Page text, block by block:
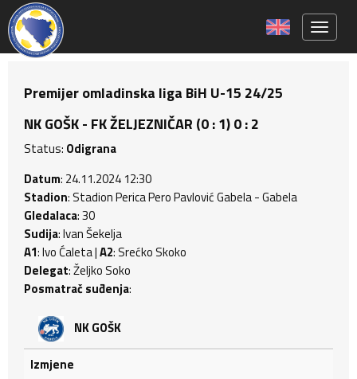
Premijer omladinska liga BiH U-15 24/25
NK GOŠK - FK ŽELJEZNIČAR (0 : 1) 0 : 2
Status: Odigrana
Datum: 24.11.2024 12:30
Stadion: Stadion Perica Pero Pavlović Gabela - Gabela
Gledalaca: 30
Sudija: Ivan Šekelja
A1: Ivo Ćaleta |A2: Srećko Skoko
Delegat: Željko Soko
Posmatrač suđenja:
NK GOŠK
Izmjene